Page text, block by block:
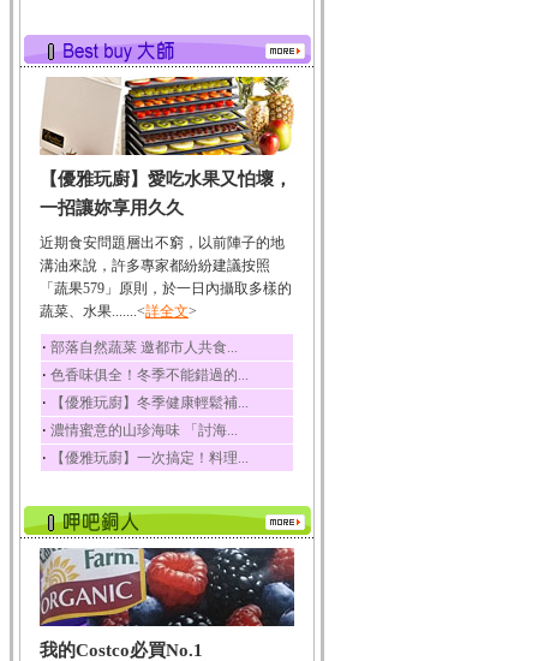
有蛋白質、脂肪、磷...
鮪魚
鮪魚肚肉中的不飽和脂
肪酸內富含EPA和DH...
韭菜
韭菜所含的膳食纖維能
幫助消化與通便；揮...
冬瓜
冬瓜營養價值高，鈉含
量極低是水腫病人的...
豆豉
豆豉裡頭含有營養的蛋
白質、脂肪、鈣、磷...
榛果
榛果裡所含的營養素有
蛋白質、脂肪、醣類...
迷迭香
酸、迷迭香酸、植物...
咖啡
咖啡中的咖啡因會刺激
中樞神經系統，特別...
椰子
椰子含有糖類、脂肪、
【優雅玩廚】愛吃水果又怕壞，
一招讓妳享用久久
近期食安問題層出不窮，以前陣子的地
溝油來說，許多專家都紛紛建議按照
「蔬果579」原則，於一日內攝取多樣的
蔬菜、水果.......<詳全文>
‧ 部落自然蔬菜 邀都市人共食...
‧ 色香味俱全！冬季不能錯過的...
‧ 【優雅玩廚】冬季健康輕鬆補...
‧ 濃情蜜意的山珍海味 「討海...
‧ 【優雅玩廚】一次搞定！料理...
我的Costco必買No.1